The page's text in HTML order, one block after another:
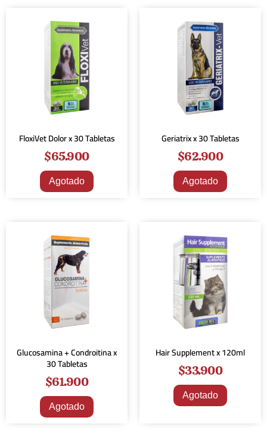
FloxiVet Dolor x 30 Tabletas
$65.900
Agotado
Geriatrix x 30 Tabletas
$62.900
Agotado
Glucosamina + Condroitina x
30 Tabletas
$61.900
Agotado
Hair Supplement x 120ml
$33.900
Agotado